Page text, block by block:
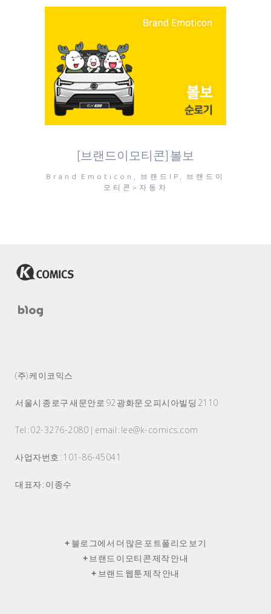
[브랜드이모티콘] 볼보
Brand Emoticon, 브랜드IP, 브랜드이
모티콘>자동차
(주) 케이코믹스
서울시 종로구 새문안로 92 광화문 오피시아빌딩 2110
Tel : 02-3276-2080 | email : lee@k-comics.com
사업자번호 : 101-86-45041
대표자 : 이종수
+ 블로그에서 더 많은 포트폴리오 보기
+ 브랜드 이모티콘 제작 안내
+ 브랜드 웹툰 제작 안내